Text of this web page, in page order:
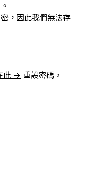
，因此我們無法存
此 → 重設密碼。